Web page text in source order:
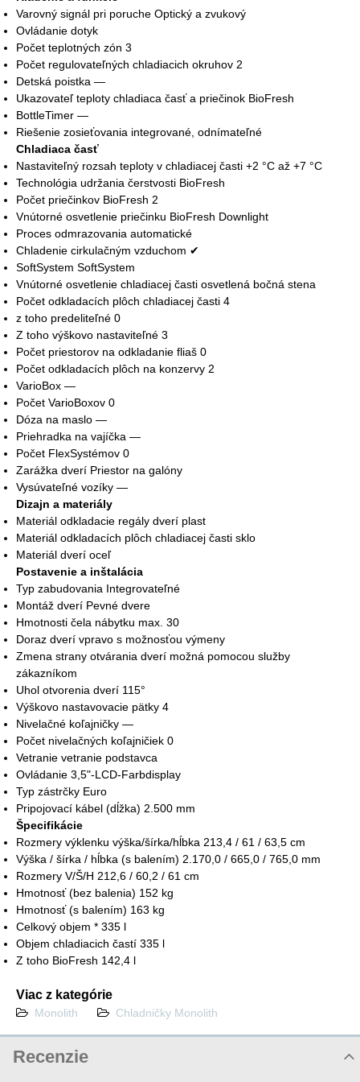
Varovný signál pri poruche Optický a zvukový
Ovládanie dotyk
Počet teplotných zón 3
Počet regulovateľných chladiacich okruhov 2
Detská poistka —
Ukazovateľ teploty chladiaca časť a priečinok BioFresh
BottleTimer —
Riešenie zosieťovania integrované, odnímateľné
Chladiaca časť
Nastaviteľný rozsah teploty v chladiacej časti +2 °C až +7 °C
Technológia udržania čerstvosti BioFresh
Počet priečinkov BioFresh 2
Vnútorné osvetlenie priečinku BioFresh Downlight
Proces odmrazovania automatické
Chladenie cirkulačným vzduchom ✔
SoftSystem SoftSystem
Vnútorné osvetlenie chladiacej časti osvetlená bočná stena
Počet odkladacích plôch chladiacej časti 4
z toho predeliteľné 0
Z toho výškovo nastaviteľné 3
Počet priestorov na odkladanie fliaš 0
Počet odkladacích plôch na konzervy 2
VarioBox —
Počet VarioBoxov 0
Dóza na maslo —
Priehradka na vajíčka —
Počet FlexSystémov 0
Zarážka dverí Priestor na galóny
Vysúvateľné vozíky —
Dizajn a materiály
Materiál odkladacie regály dverí plast
Materiál odkladacích plôch chladiacej časti sklo
Materiál dverí oceľ
Postavenie a inštalácia
Typ zabudovania Integrovateľné
Montáž dverí Pevné dvere
Hmotnosti čela nábytku max. 30
Doraz dverí vpravo s možnosťou výmeny
Zmena strany otvárania dverí možná pomocou služby
zákazníkom
Uhol otvorenia dverí 115°
Výškovo nastavovacie pätky 4
Nivelačné koľajničky —
Počet nivelačných koľajničiek 0
Vetranie vetranie podstavca
Ovládanie 3,5"-LCD-Farbdisplay
Typ zástrčky Euro
Pripojovací kábel (dĺžka) 2.500 mm
Špecifikácie
Rozmery výklenku výška/šírka/hĺbka 213,4 / 61 / 63,5 cm
Výška / šírka / hĺbka (s balením) 2.170,0 / 665,0 / 765,0 mm
Rozmery V/Š/H 212,6 / 60,2 / 61 cm
Hmotnosť (bez balenia) 152 kg
Hmotnosť (s balením) 163 kg
Celkový objem * 335 l
Objem chladiacich častí 335 l
Z toho BioFresh 142,4 l
Viac z kategórie
Monolith Chladničky Monolith
Recenzie